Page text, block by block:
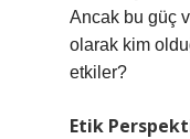
Ancak bu güç
olarak kim
etkiler?
Etik